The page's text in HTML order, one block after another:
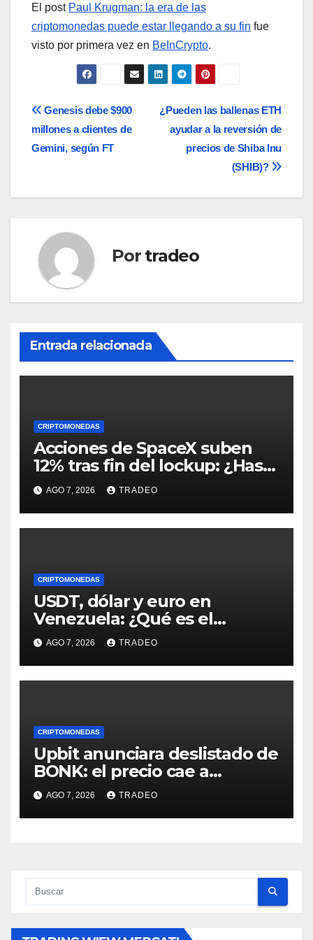
El post Paul Krugman: la era de las
criptomonedas puede estar llegando a su fin fue
visto por primera vez en BeInCrypto.
Navegación
de
¿Pueden las ballenas ETH
ayudar a la reversión de
precios de Shiba Inu
(SHIB)?
Genesis debe $900
millones a clientes de
Gemini, según FT
Por tradeo
Entrada relacionada
CRIPTOMONEDAS
Acciones de SpaceX suben
12% tras fin del lockup: ¿Hasta
dónde podrían llegar en
agosto?
AGO 7, 2026 TRADEO
CRIPTOMONEDAS
USDT, dólar y euro en
Venezuela: ¿Qué es el
fenómeno “Rockets and
Feathers”?
AGO 7, 2026 TRADEO
CRIPTOMONEDAS
Upbit anunciara deslistado de
BONK: el precio cae a
mínimos 3 años
AGO 7, 2026 TRADEO